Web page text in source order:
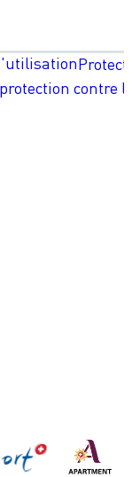
contre